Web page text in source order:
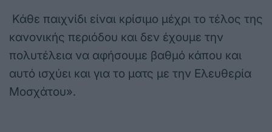
Κάθε παιχνίδι είναι κρίσιμο μέχρι το τέλος της
κανονικής περιόδου και δεν έχουμε την
πολυτέλεια να αφήσουμε βαθμό κάπου και
αυτό ισχύει και για το ματς με την Ελευθερία
Μοσχάτου».